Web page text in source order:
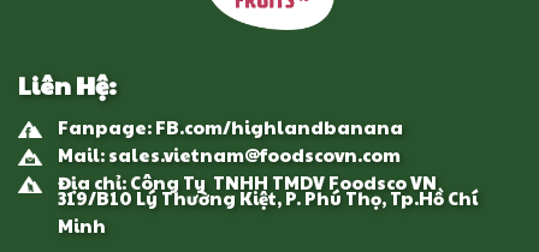
Liên Hệ:
Fanpage: FB.com/highlandbanana
Mail: sales.vietnam@foodscovn.com
Địa chỉ: Công Ty TNHH TMDV Foodsco VN
319/B10 Lý Thường Kiệt, P. Phú Thọ, Tp.Hồ Chí
Minh